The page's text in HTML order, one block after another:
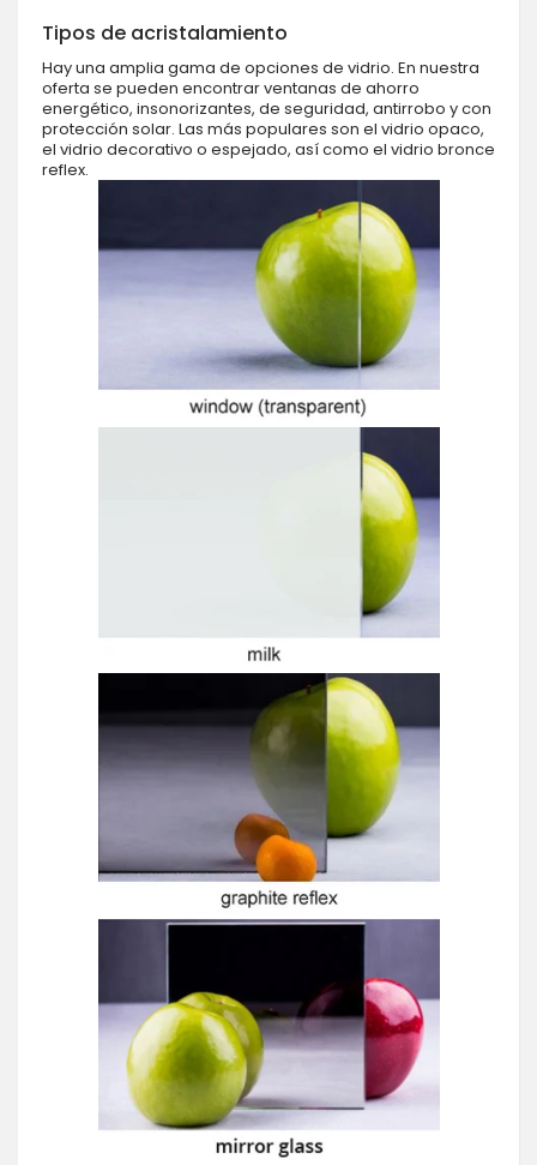
Tipos de acristalamiento
Hay una amplia gama de opciones de vidrio. En nuestra
oferta se pueden encontrar ventanas de ahorro
energético, insonorizantes, de seguridad, antirrobo y con
protección solar. Las más populares son el vidrio opaco,
el vidrio decorativo o espejado, así como el vidrio bronce
reflex.